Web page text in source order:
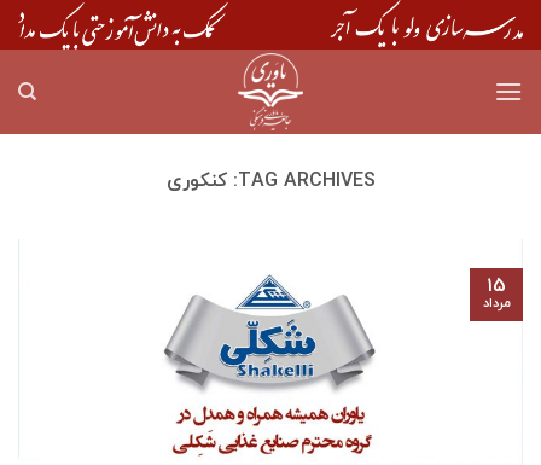
Skip
to
TAG ARCHIVES: کنکوری
۱۵
مرداد